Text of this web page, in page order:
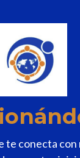
te conecta con